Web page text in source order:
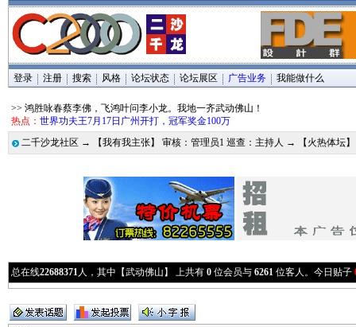
登录 注册 搜索 风格 论坛状态 论坛展区 广告业务 我能做什么
>> 鸿胜咏春蔡李佛，飞鸿叶问李小龙。我地一齐武动佛山！
热点： 世界功夫王7月17日广州开打，冠军奖金100万
二千沙龙社区 → 【我有我主张】 审核：管理员1 巡查：主持人 → 【火热体坛】
总在线22688371人，其中【武动佛山】 上共有 0 位会员与 6261 位客人。今日贴子